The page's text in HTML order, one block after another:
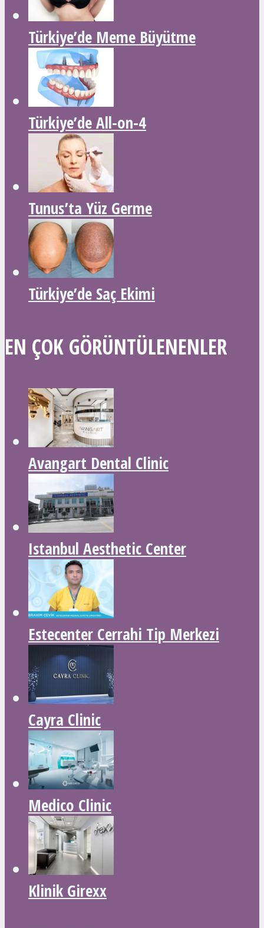
Türkiye’de Meme Büyütme
Türkiye’de All-on-4
Tunus’ta Yüz Germe
Türkiye’de Saç Ekimi
EN ÇOK GÖRÜNTÜLENENLER
Avangart Dental Clinic
Istanbul Aesthetic Center
Estecenter Cerrahi Tip Merkezi
Cayra Clinic
Medico Clinic
Klinik Girexx